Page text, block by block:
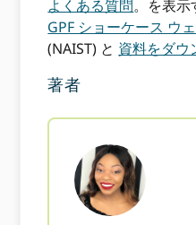
よくある質問。を表示
GPF ショーケース ウ
(NAIST) と 資料をダウ
著者